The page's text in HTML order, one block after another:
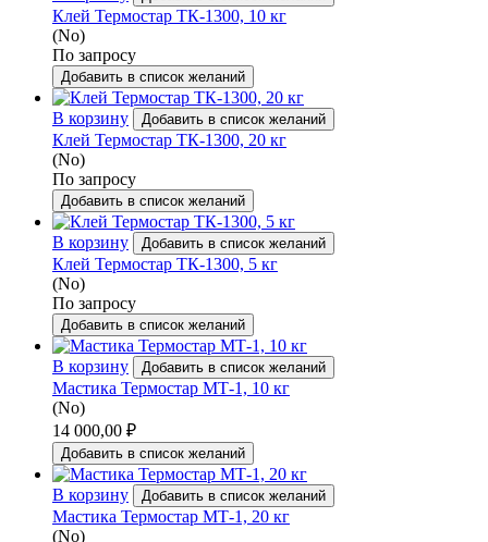
Клей Термостар ТК-1300, 10 кг
(No)
По запросу
Добавить в список желаний
В корзину Добавить в список желаний
Клей Термостар ТК-1300, 20 кг
(No)
По запросу
Добавить в список желаний
В корзину Добавить в список желаний
Клей Термостар ТК-1300, 5 кг
(No)
По запросу
Добавить в список желаний
В корзину Добавить в список желаний
Мастика Термостар МТ-1, 10 кг
(No)
14 000,00 ₽
Добавить в список желаний
В корзину Добавить в список желаний
Мастика Термостар МТ-1, 20 кг
(No)